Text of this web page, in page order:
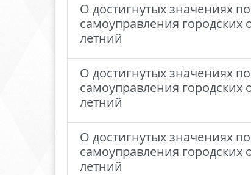
О достигнутых значениях
самоуправления
летний
О достигнутых значениях
самоуправления
летний
О достигнутых значениях
самоуправления
летний